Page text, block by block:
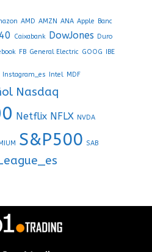
AMD AMZN ANA Apple Banc
Caixabank DowJones Duro
FB General Electric GOOG IBE
Instagram_es Intel MDF
Nasdaq
Netflix NFLX NVDA
S&P500 SAB